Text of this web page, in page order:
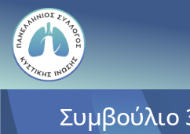
Συμβούλιο